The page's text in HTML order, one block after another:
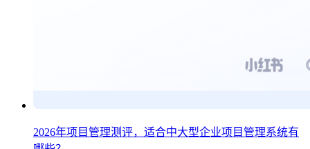
2026年项目管理测评，适合中大型企业项目管理系统有